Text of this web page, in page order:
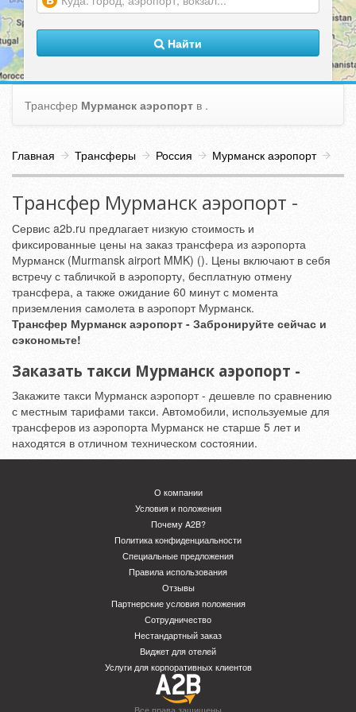
Найти
Главная Трансферы Россия Мурманск аэропорт
Трансфер Мурманск аэропорт -
Сервис a2b.ru предлагает низкую стоимость и
фиксированные цены на заказ трансфера из аэропорта
Мурманск (Murmansk airport MMK) (). Цены включают в себя
встречу с табличкой в аэропорту, бесплатную отмену
трансфера, а также ожидание 60 минут с момента
приземления самолета в аэропорт Мурманск.
Трансфер Мурманск аэропорт - Забронируйте сейчас и
сэкономьте!
Заказать такси Мурманск аэропорт -
Закажите такси Мурманск аэропорт - дешевле по сравнению
с местным тарифами такси. Автомобили, используемые для
трансферов из аэропорта Мурманск не старше 5 лет и
находятся в отличном техническом состоянии.
Трансфер Мурманск аэропорт в .
О компании
Условия и положения
Почему A2B?
Политика конфиденциальности
Специальные предложения
Правила использования
Отзывы
Партнерские условия положения
Сотрудничество
Нестандартный заказ
Виджет для отелей
Услуги для корпоративных клиентов